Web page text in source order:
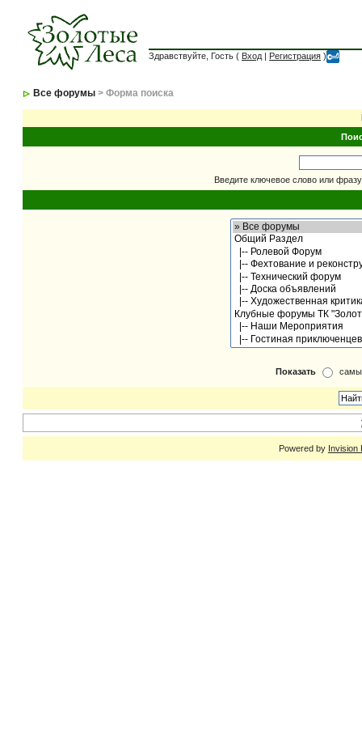
Здравствуйте, Гость ( Вход | Регистрация )
Все форумы > Форма поиска
Введите ключевое слово или
Показать
Powered by Invision